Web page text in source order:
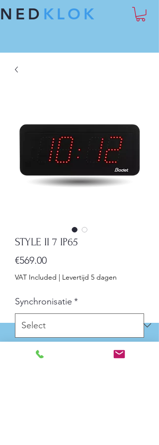
NED KLOK
STYLE II 7 IP65
€569.00Price
VAT Included | Levertijd 5 dagen
Synchronisatie *
Quantity